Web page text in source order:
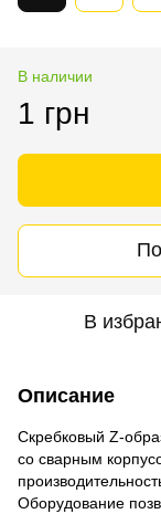
В наличии
1 грн
В
Описание
Скребковый Z-
со сварным
Оборудование